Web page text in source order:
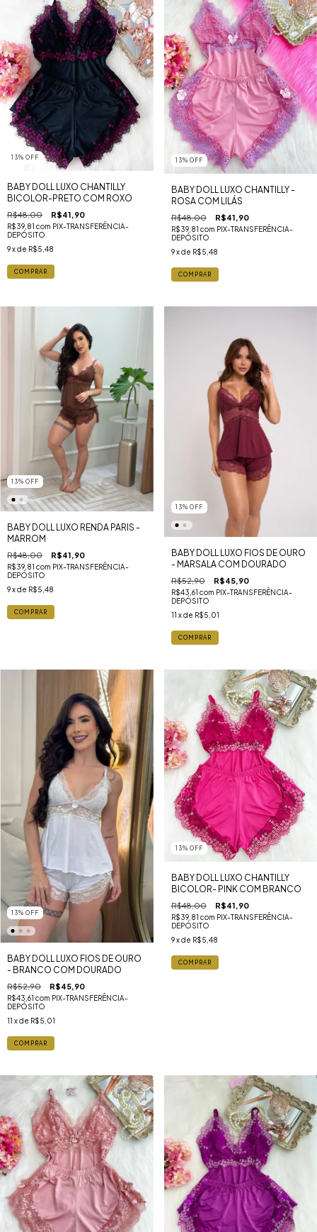
13% OFF
BABY DOLL LUXO CHANTILLY
BICOLOR-PRETO COM ROXO
R$48,00 R$41,90
R$39,81 com PIX-TRANSFERÊNCIA-
DEPÓSITO
9x de R$5,48
COMPRAR
13% OFF
BABY DOLL LUXO CHANTILLY -
ROSA COM LILÁS
R$48,00 R$41,90
R$39,81 com PIX-TRANSFERÊNCIA-
DEPÓSITO
9 x de R$5,48
COMPRAR
13% OFF
BABY DOLL LUXO RENDA PARIS -
MARROM
R$48,00 R$41,90
R$39,81 com PIX-TRANSFERÊNCIA-
DEPÓSITO
9x de R$5,48
COMPRAR
13% OFF
BABY DOLL LUXO FIOS DE OURO
- MARSALA COM DOURADO
R$52,90 R$45,90
R$43,61 com PIX-TRANSFERÊNCIA-
DEPÓSITO
11 x de R$5,01
COMPRAR
13% OFF
BABY DOLL LUXO FIOS DE OURO
- BRANCO COM DOURADO
R$52,90 R$45,90
R$43,61 com PIX-TRANSFERÊNCIA-
DEPÓSITO
11 x de R$5,01
COMPRAR
13% OFF
BABY DOLL LUXO CHANTILLY
BICOLOR- PINK COM BRANCO
R$48,00 R$41,90
R$39,81 com PIX-TRANSFERÊNCIA-
DEPÓSITO
9 x de R$5,48
COMPRAR